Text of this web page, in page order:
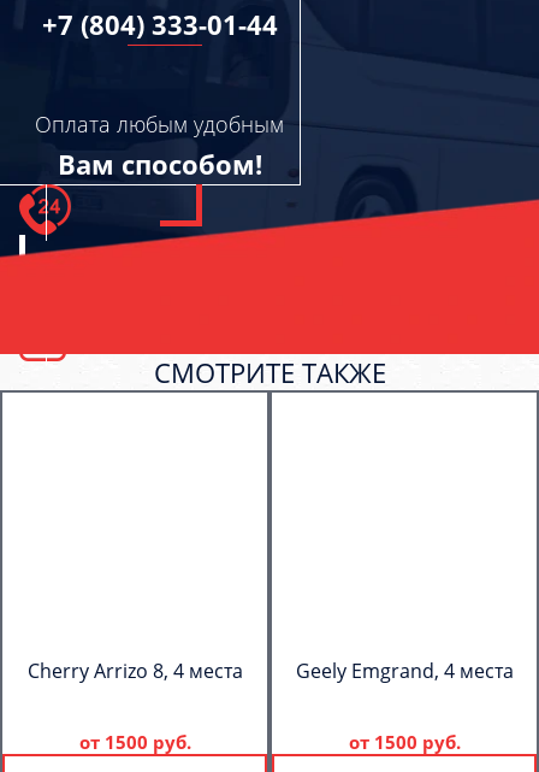
+7 (804) 333-01-44
Оплата любым удобным
Вам способом!
СМОТРИТЕ ТАКЖЕ
Cherry Arrizo 8, 4 места
от 1500 руб.
Geely Emgrand, 4 места
от 1500 руб.